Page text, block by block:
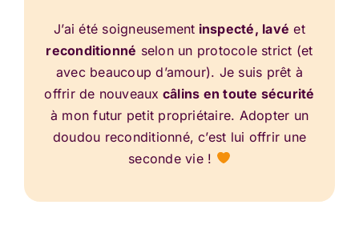
J’ai été soigneusement inspecté, lavé et
reconditionné selon un protocole strict (et
avec beaucoup d’amour). Je suis prêt à
offrir de nouveaux câlins en toute sécurité
à mon futur petit propriétaire. Adopter un
doudou reconditionné, c’est lui offrir une
seconde vie !